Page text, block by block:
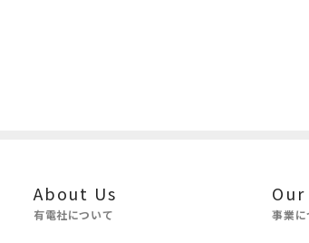
About Us
有電社について 事業に